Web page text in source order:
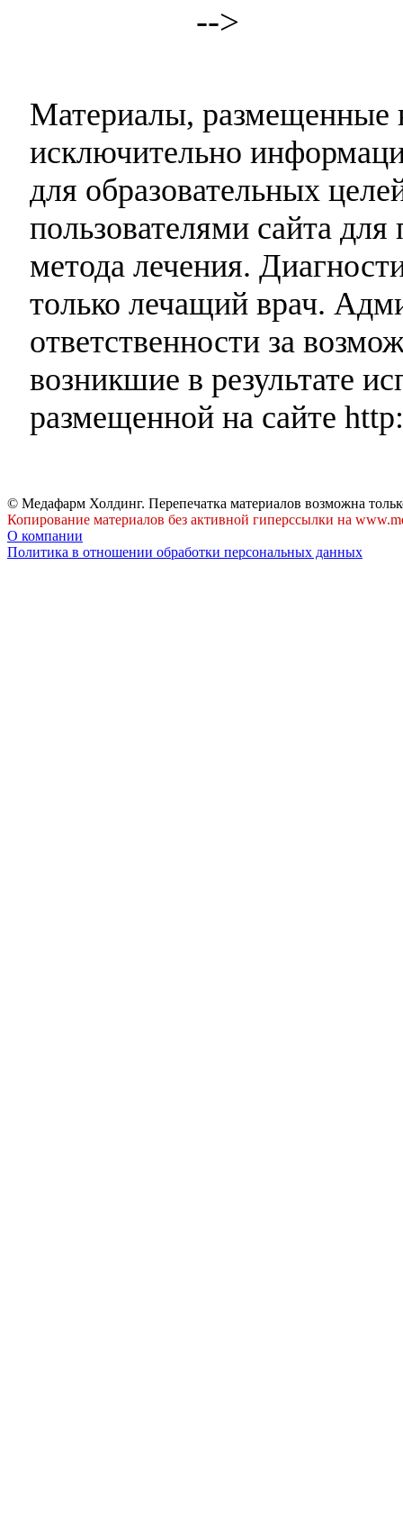
-->
Материалы, размещенные
исключительно
для образовательных
пользователями сайта
метода лечения.
только лечащий врач.
ответственности за
возникшие в результате
размещенной на сайте
© Медафарм Холдинг. Перепечатка материалов возможна
Копирование материалов без активной гиперссылки на
О компании
Политика в отношении обработки персональных данных